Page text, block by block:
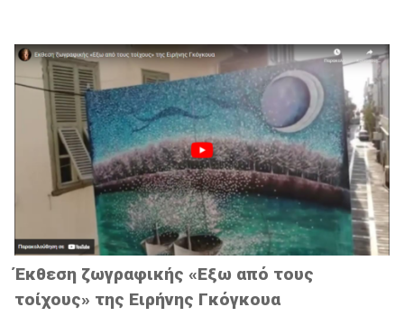
Έκθεση ζωγραφικής «Εξω από τους
τοίχους» της Ειρήνης Γκόγκουα